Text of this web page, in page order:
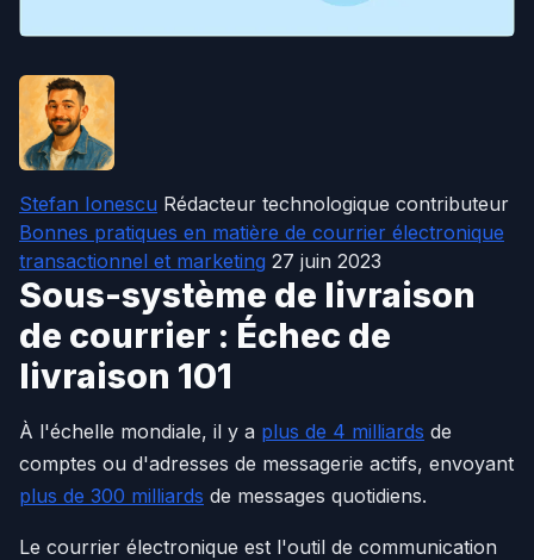
Stefan Ionescu Rédacteur technologique contributeur
Bonnes pratiques en matière de courrier électronique
transactionnel et marketing 27 juin 2023
Sous-système de livraison
de courrier : Échec de
livraison 101
À l'échelle mondiale, il y a plus de 4 milliards de
comptes ou d'adresses de messagerie actifs, envoyant
plus de 300 milliards de messages quotidiens.
Le courrier électronique est l'outil de communication